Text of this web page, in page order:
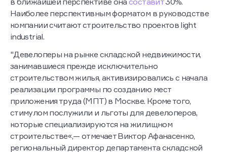
существенно выросла, в частности, у Level Group
в ближайшей перспективе онасоставит30%.
Наиболее перспективным форматом в руководстве
компании считают строительство проектов light
"Девелоперы на рынке складской недвижимости,
занимавшиеся прежде исключительно
строительством жилья, активизировались с начала
реализации программы по созданию мест
приложения труда (МПТ) в Москве. Кроме того,
стимулом послужили и льготы для девелоперов,
которые специализируются на жилищном
строительстве«,— отмечает Виктор Афанасенко,